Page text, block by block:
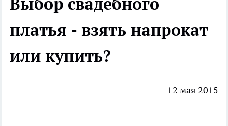
платья - взять напрокат
или купить?
12 мая 2015